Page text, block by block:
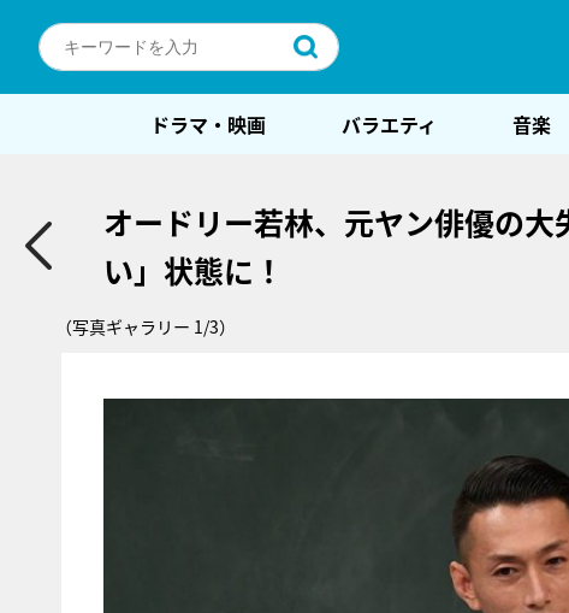
ドラマ・映画 バラエティ 音楽
オードリー若林、元ヤン俳優の
い」状態に！
（写真ギャラリー 1/3）